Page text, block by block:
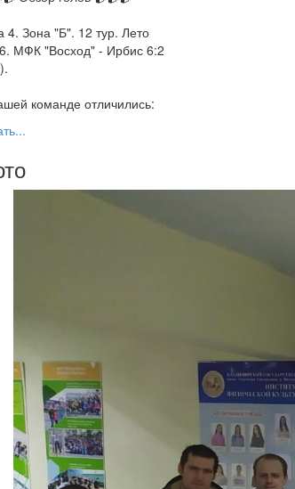
4. Зона "Б". 12 тур. Лето
МФК "Восход" - Ирбис 6:2
команде отличились: